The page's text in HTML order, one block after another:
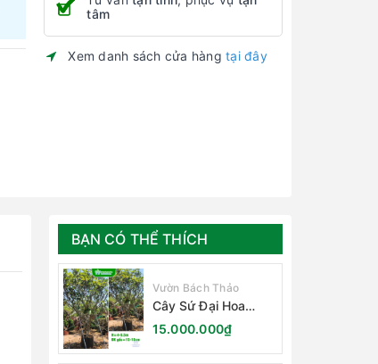
tâm
Xem danh sách cửa hàngtại đây
BẠN CÓ THỂ THÍCH
Vườn Bách Thảo
Cây Sứ Đại Hoa
Trắng
15.000.000₫